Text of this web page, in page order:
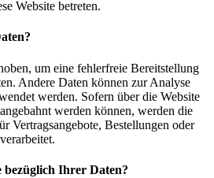
Website betreten.
um eine fehlerfreie Bereitstellung
Andere Daten können zur Analyse
werden. Sofern über die Website
werden können, werden die
Vertragsangebote, Bestellungen oder
bezüglich Ihrer Daten?